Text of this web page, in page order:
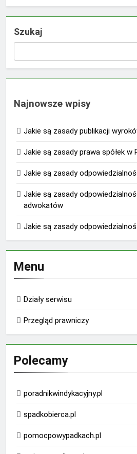
Szukaj
Najnowsze wpisy
Jakie są zasady publikacji
Jakie są zasady prawa spółek w
Jakie są zasady
Jakie są zasady
adwokatów
Jakie są zasady
Menu
Działy serwisu
Przegląd prawniczy
Polecamy
poradnikwindykacyjny.pl
spadkobierca.pl
pomocpowypadkach.pl